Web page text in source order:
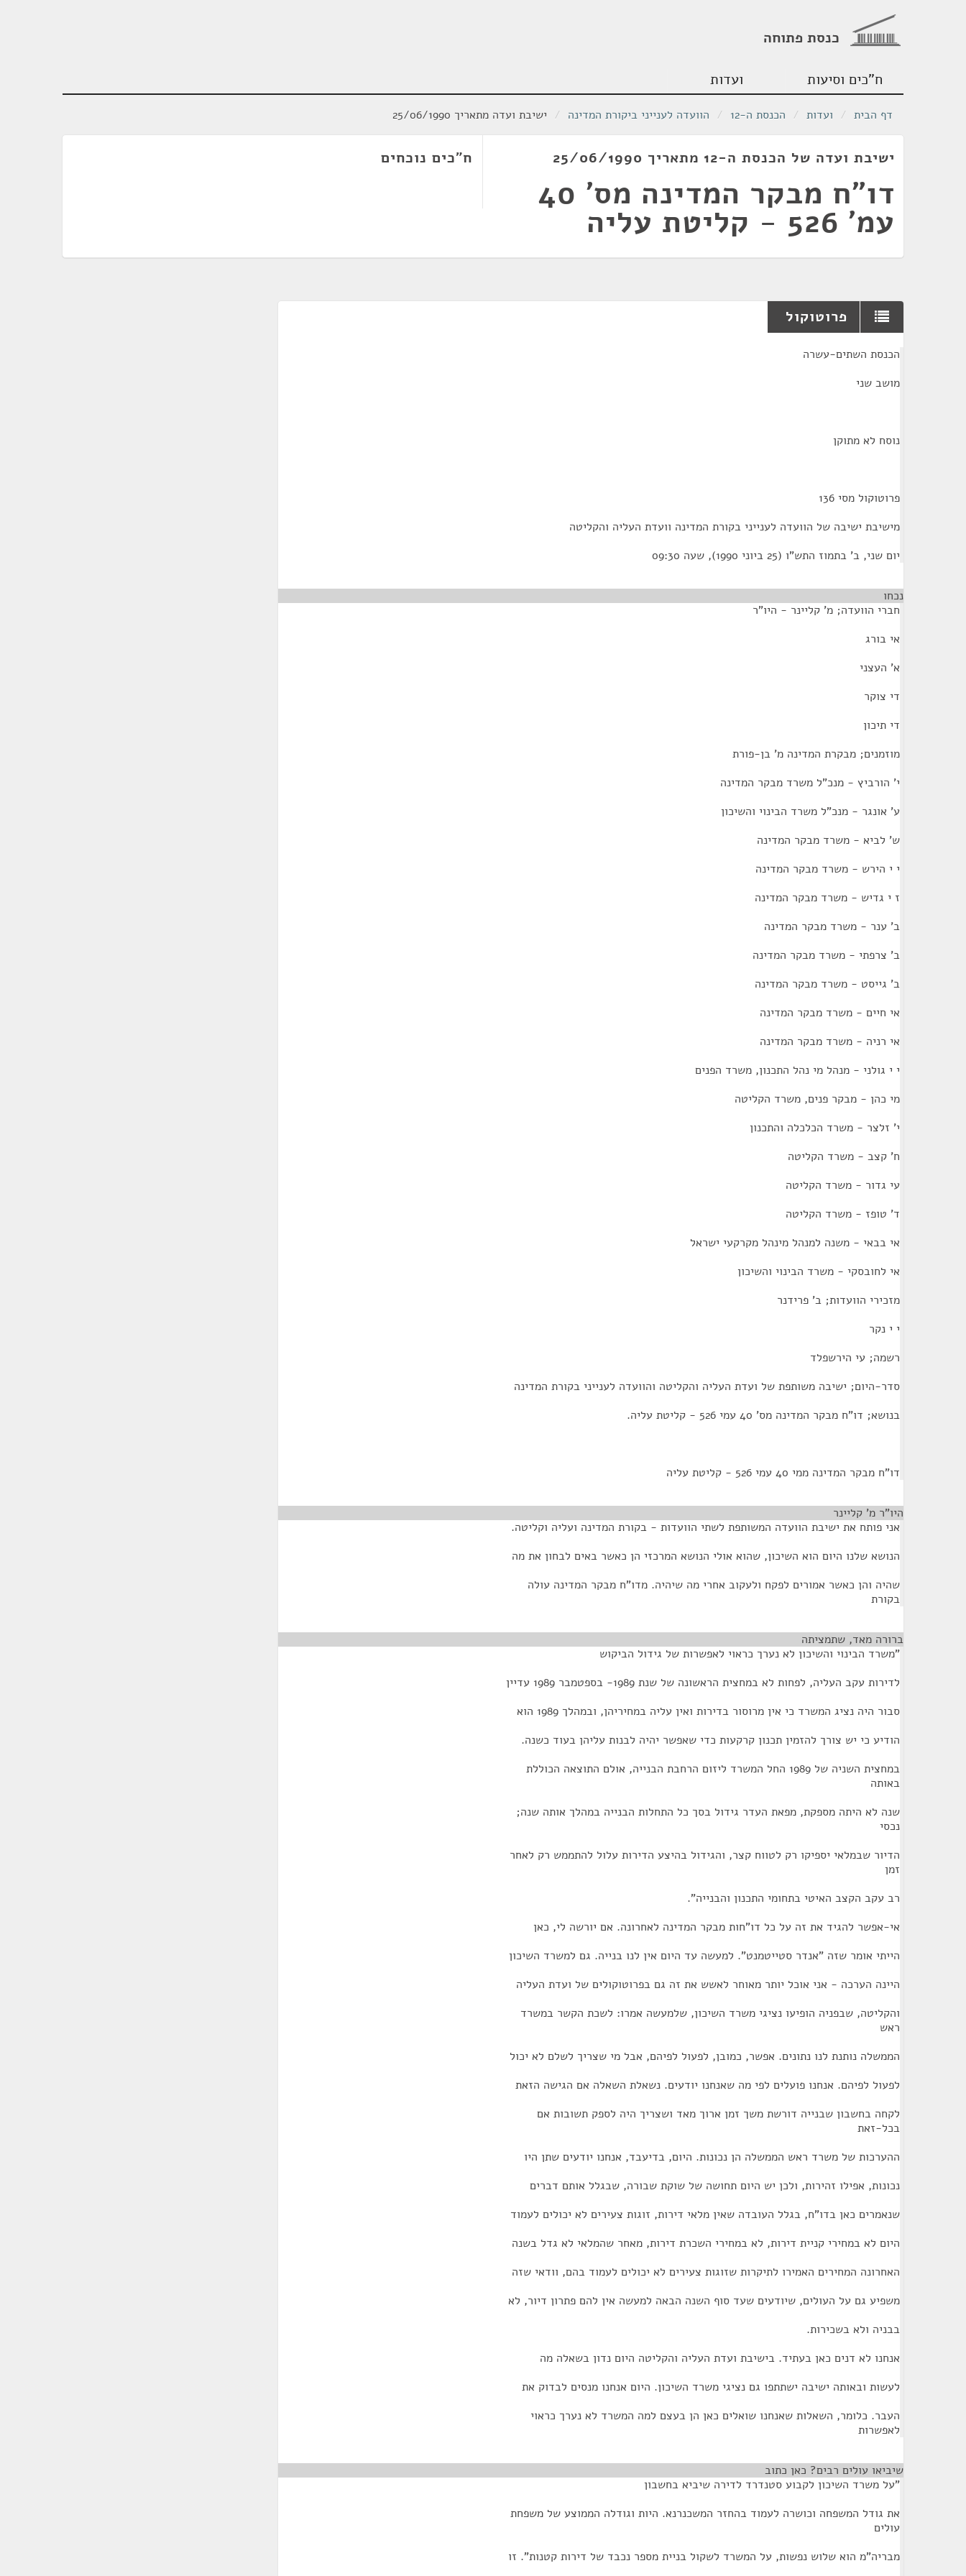
כנסת פתוחה
ח"כים וסיעות ועדות
דף הבית / ועדות / הכנסת ה-12 / הוועדה לענייני ביקורת המדינה / ישיבת ועדה מתאריך 25/06/1990
ישיבת ועדה של הכנסת ה-12 מתאריך 25/06/1990
דו"ח מבקר המדינה מס' 40
עמ' 526 - קליטת עליה
ח"כים נוכחים
פרוטוקול
הכנסת השתים-עשרה
מושב שני
נוסח לא מתוקן
פרוטוקול מסי 136
מישיבת ישיבה של הוועדה לענייני בקורת המדינה וועדת העליה והקליטה
יום שני, ב' בתמוז התש"ו (25 ביוני 1990), שעה 09:30
נכחו
חברי הוועדה; מ' קליינר - היו"ר
אי בורג
א' העצני
די צוקר
די תיכון
מוזמנים; מבקרת המדינה מ' בן-פורת
י' הורביץ - מנכ"ל משרד מבקר המדינה
ע' אונגר - מנכ"ל משרד הבינוי והשיכון
ש' לביא - משרד מבקר המדינה
י י הירש - משרד מבקר המדינה
ז י גדיש - משרד מבקר המדינה
ב' ענר - משרד מבקר המדינה
ב' צרפתי - משרד מבקר המדינה
ב' גייסט - משרד מבקר המדינה
אי חיים - משרד מבקר המדינה
אי רניה - משרד מבקר המדינה
י י גולני - מנהל מי נהל התכנון, משרד הפנים
מי כהן - מבקר פנים, משרד הקליטה
י' זלצר - משרד הכלכלה והתכנון
ח' קצב - משרד הקליטה
עי גדור - משרד הקליטה
ד' טופז - משרד הקליטה
אי בבאי - משנה למנהל מינהל מקרקעי ישראל
אי לחובסקי - משרד הבינוי והשיכון
מזכירי הוועדות; ב' פרידנר
י י נקר
רשמה; עי הירשפלד
סדר-היום; ישיבה משותפת של ועדת העליה והקליטה והוועדה לענייני בקורת המדינה
בנושא; דו"ח מבקר המדינה מס' 40 עמי 526 - קליטת עליה.
דו"ח מבקר המדינה ממי 40 עמי 526 - קליטת עליה
היו"ר מ' קליינר
אני פותח את ישיבת הוועדה המשותפת לשתי הוועדות - בקורת המדינה ועליה וקליטה.
הנושא שלנו היום הוא השיכון, שהוא אולי הנושא המרכזי הן כאשר באים לבחון את מה
שהיה והן כאשר אמורים לפקח ולעקוב אחרי מה שיהיה. מדו"ח מבקר המדינה עולה
בקורת
ברורה מאד, שתמציתה
"משרד הבינוי והשיכון לא נערך כראוי לאפשרות של גידול הביקוש
לדירות עקב העליה, לפחות לא במחצית הראשונה של שנת 1989- בספטמבר 1989 עדיין
סבור היה נציג המשרד כי אין מרוסור בדירות ואין עליה במחיריהן, ובמהלך 1989 הוא
הודיע כי יש צורך להזמין תכנון קרקעות כדי שאפשר יהיה לבנות עליהן בעוד כשנה.
במחצית השניה של 1989 החל המשרד ליזום הרחבת הבנייה, אולם התוצאה הכוללת
באותה
שנה לא היתה מספקת, מפאת העדר גידול בסך כל התחלות הבנייה במהלך אותה שנה;
נכסי
הדיור שבמלאי יספיקו רק לטווח קצר, והגידול בהיצע הדירות עלול להתממש רק לאחר
זמן
רב עקב הקצב האיטי בתחומי התכנון והבנייה".
אי-אפשר להגיד את זה על כל דו"חות מבקר המדינה לאחרונה. אם יורשה לי, כאן
הייתי אומר שזה "אנדר סטייטמנט". למעשה עד היום אין לנו בנייה. גם למשרד השיכון
היינה הערכה - אני אוכל יותר מאוחר לאשש את זה גם בפרוטוקולים של ועדת העליה
והקליטה, שבפניה הופיעו נציגי משרד השיכון, שלמעשה אמרו: לשכת הקשר במשרד
ראש
הממשלה נותנת לנו נתונים. אפשר, כמובן, לפעול לפיהם, אבל מי שצריך לשלם לא יכול
לפעול לפיהם. אנחנו פועלים לפי מה שאנחנו יודעים. נשאלת השאלה אם הגישה הזאת
לקחה בחשבון שבנייה דורשת משך זמן ארוך מאד ושצריך היה לספק תשובות אם
בכל-זאת
ההערכות של משרד ראש הממשלה הן נכונות. היום, בדיעבד, אנחנו יודעים שתן היו
נכונות, אפילו זהירות, ולכן יש היום תחושה של שוקת שבורה, שבגלל אותם דברים
שנאמרים כאן בדו"ח, בגלל העובדה שאין מלאי דירות, זוגות צעירים לא יכולים לעמוד
היום לא במחירי קניית דירות, לא במחירי השכרת דירות, מאחר שהמלאי לא גדל בשנה
האחרונה המחירים האמירו לתיקרות שזוגות צעירים לא יכולים לעמוד בהם, וודאי שזה
משפיע גם על העולים, שיודעים שעד סוף השנה הבאה למעשה אין להם פתרון דיור, לא
בבניה ולא בשכירות.
אנחנו לא דנים כאן בעתיד. בישיבת ועדת העליה והקליטה היום נדון בשאלה מה
לעשות ובאותה ישיבה ישתתפו גם נציגי משרד השיכון. היום אנחנו מנסים לבדוק את
העבר. כלומר, השאלות שאנחנו שואלים כאן הן בעצם למה המשרד לא נערך כראוי
לאפשרות
שיביאו עולים רבים? כאן כתוב
"על משרד השיכון לקבוע סטנדרד לדירה שיביא בחשבון
את גודל המשפחה וכושרה לעמוד בהחזר המשכנרנא. היות וגודלה הממוצע של משפחת
עולים
מבריה"מ הוא שלוש נפשות, על המשרד לשקול בניית מספר נכבד של דירות קטנות". זו